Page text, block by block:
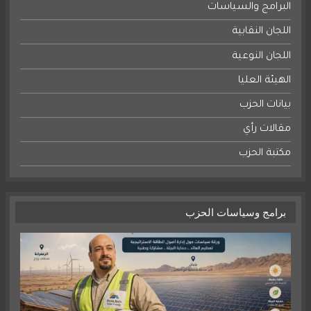
البرامج والسياسات
اللجان النقابية
اللجان النوعية
الهيئة العليا
بيانات الحزب
مقالات رأي
مكتبة الحزب
برامج وسياسات الحزب